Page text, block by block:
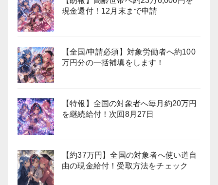
現金還付！12月末まで申請
【全国/申請必須】対象労働者へ約100
万円分の一括補填をします！
【特報】全国の対象者へ毎月約20万円
を継続給付！次回8月27日
【約37万円】全国の対象者へ使い道自
由の現金給付！受取方法をチェック